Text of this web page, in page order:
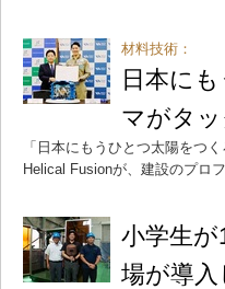
材料技術：
日本に
マがタ
「日本にもうひとつ太陽をつ
Helical Fusionが、建設のプロ
小学生
場が導